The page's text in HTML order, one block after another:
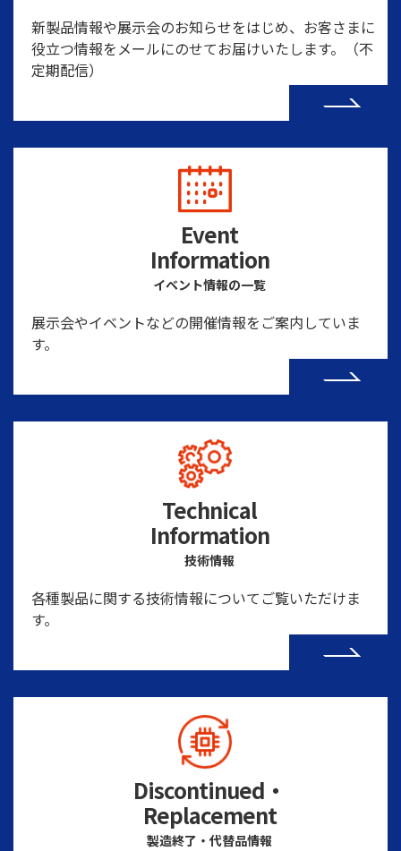
新製品情報や展示会のお知らせをはじめ、お客さまに
役立つ情報をメールにのせてお届けいたします。（不
定期配信）
Event
Information
イベント情報の一覧
展示会やイベントなどの開催情報をご案内していま
す。
Technical
Information
技術情報
各種製品に関する技術情報についてご覧いただけま
す。
Discontinued・
Replacement
製造終了・代替品情報